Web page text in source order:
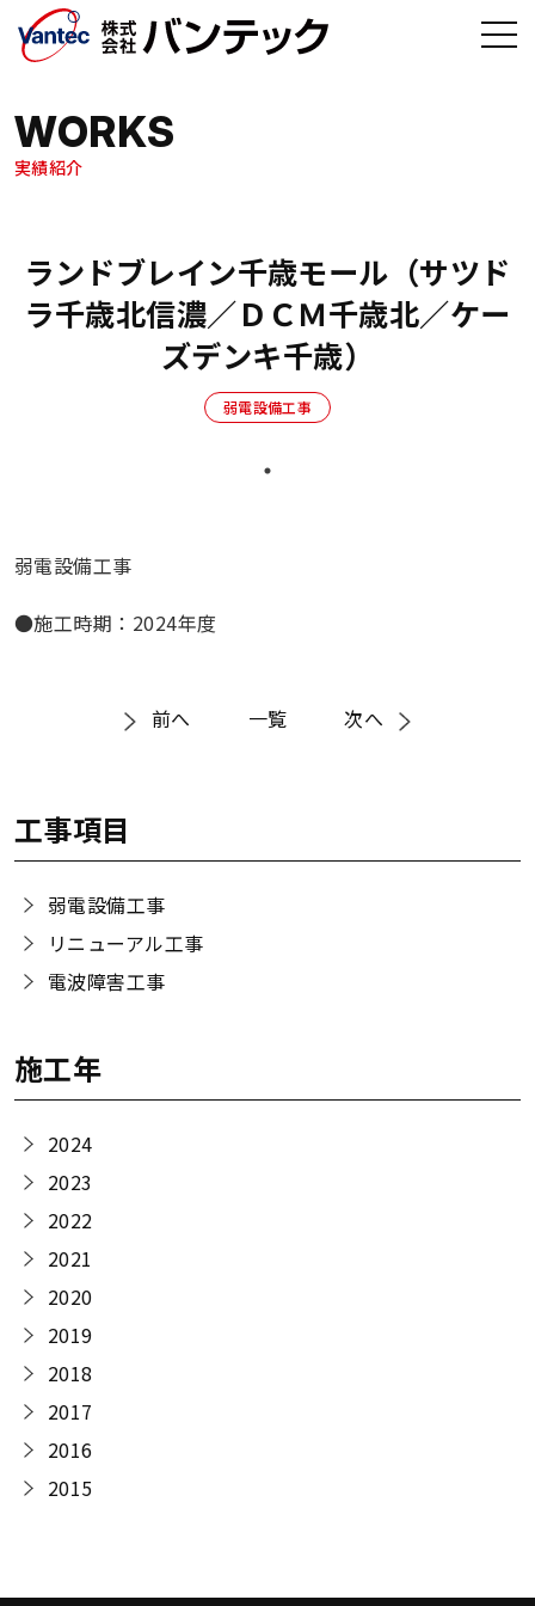
メインコンテンツへ移動
WORKS
実績紹介
ランドブレイン千歳モール（サツド
ラ千歳北信濃／ＤＣＭ千歳北／ケー
ズデンキ千歳）
弱電設備工事
弱電設備工事
●施工時期：2024年度
前へ 一覧 次へ
工事項目
弱電設備工事
リニューアル工事
電波障害工事
施工年
2024
2023
2022
2021
2020
2019
2018
2017
2016
2015